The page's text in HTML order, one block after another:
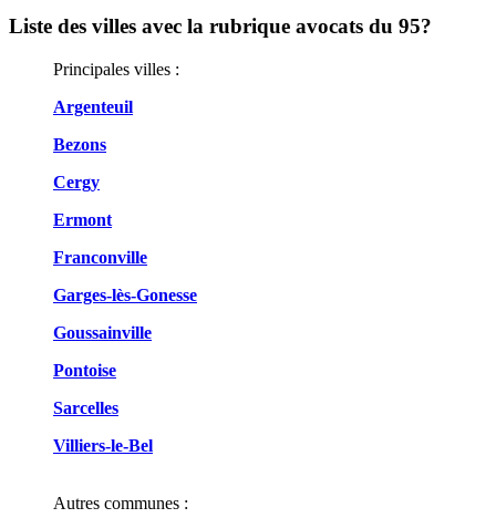
Liste des villes avec la rubrique avocats du 95?
Principales villes :
Argenteuil
Bezons
Cergy
Ermont
Franconville
Garges-lès-Gonesse
Goussainville
Pontoise
Sarcelles
Villiers-le-Bel
Autres communes :